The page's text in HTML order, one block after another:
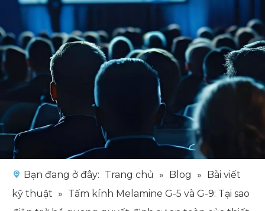
Bạn đang ở đây: Trang chủ » Blog » Bài viết
kỹ thuật » Tấm kính Melamine G-5 và G-9: Tại sao